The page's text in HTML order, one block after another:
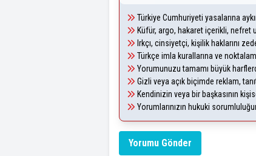
Türkiye Cumhuriyeti yasalarına
Küfür, argo, hakaret içerikli, nefret
Irkçı, cinsiyetçi, kişilik haklarını
Türkçe imla kurallarına ve
Yorumunuzu tamamı büyük
Gizli veya açık biçimde reklam,
Kendinizin veya bir başkasının
Yorumlarınızın hukuki
Yorumu Gönder